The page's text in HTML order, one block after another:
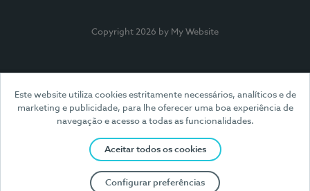
Este website utiliza cookies estritamente necessários, analíticos e de
marketing e publicidade, para lhe oferecer uma boa experiência de
navegação e acesso a todas as funcionalidades.
Aceitar todos os cookies
Configurar preferências
Copyright 2026 by My Website